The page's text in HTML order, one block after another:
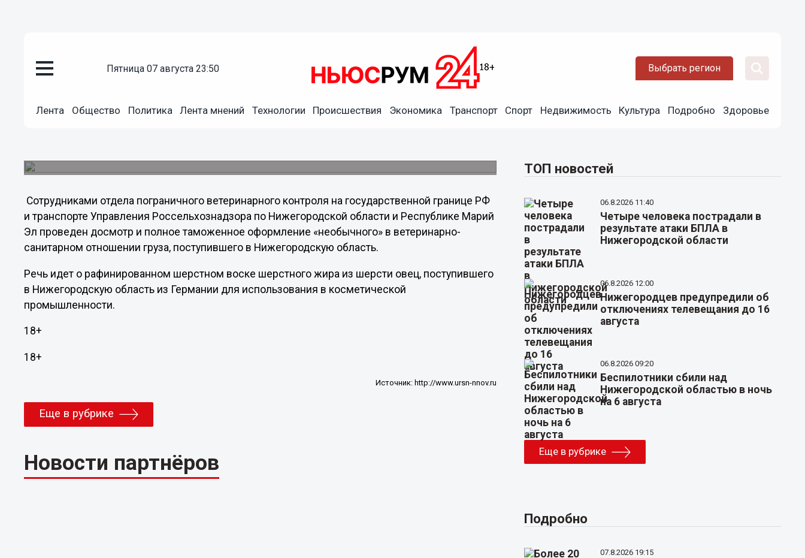
пятница 07 августа 23:50 Выбрать регион
Лента Общество Политика Лента мнений Технологии Происшествия Экономика Транспорт Спорт Недвижимость Культура Подробно Здоровье
04.10.2011 00:16
косметики, ввезенный в Нижегородскую область
Сотрудниками отдела пограничного ветеринарного контроля на государственной границе РФ
и транспорте Управления Россельхознадзора по Нижегородской области и Республике Марий
Эл проведен досмотр и полное таможенное оформление «необычного» в ветеринарно-
санитарном отношении груза, поступившего в Нижегородскую область.
Речь идет о рафинированном шерстном воске шерстного жира из шерсти овец, поступившего
в Нижегородскую область из Германии для использования в косметической
промышленности.
18+
18+
Источник: http://www.ursn-nnov.ru
Еще в рубрике
Новости партнёров
ТОП новостей
06.8.2026 11:40
Четыре человека пострадали в
результате атаки БПЛА в
Нижегородской области
06.8.2026 12:00
Нижегородцев предупредили об
отключениях телевещания до 16
августа
06.8.2026 09:20
Беспилотники сбили над
Нижегородской областью в ночь
на 6 августа
Еще в рубрике
Подробно
07.8.2026 19:15